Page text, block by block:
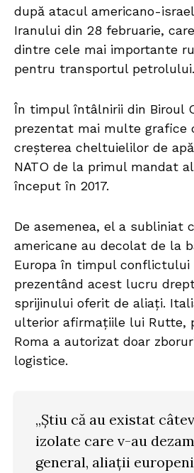
după atacul americano-
Iranului din 28 februarie,
dintre cele mai importante
pentru transportul petrolului.
În timpul întâlnirii din Biroul
prezentat mai multe grafice
creșterea cheltuielilor de
NATO de la primul mandat
început în 2017.
De asemenea, el a subliniat
americane au decolat de la
Europa în timpul conflictului
prezentând acest lucru
sprijinului oferit de aliați.
ulterior afirmațiile lui Rutte,
Roma a autorizat doar
logistice.
„Știu că au existat
izolate care v-au
general, aliații